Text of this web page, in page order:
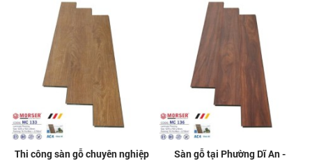
Thi công sàn gỗ chuyên nghiệp
Sàn gỗ tại Phường Dĩ An -